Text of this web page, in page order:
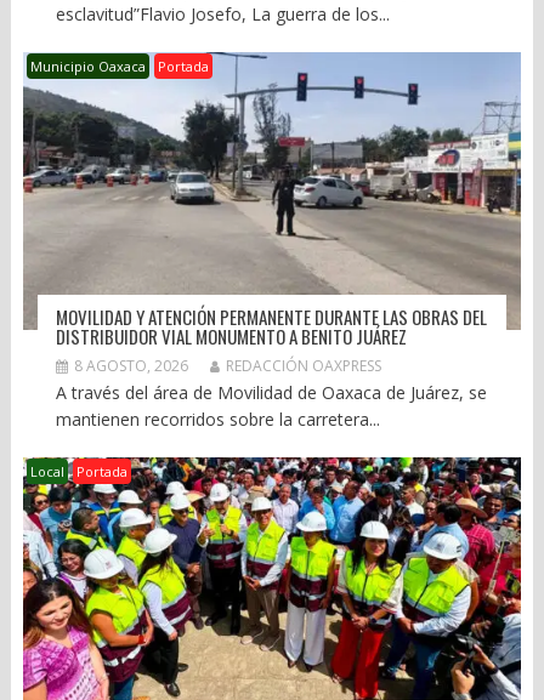
esclavitud”Flavio Josefo, La guerra de los...
Municipio Oaxaca Portada
MOVILIDAD Y ATENCIÓN PERMANENTE DURANTE LAS OBRAS DEL
DISTRIBUIDOR VIAL MONUMENTO A BENITO JUÁREZ
8 AGOSTO, 2026 REDACCIÓN OAXPRESS
A través del área de Movilidad de Oaxaca de Juárez, se
mantienen recorridos sobre la carretera...
Local Portada